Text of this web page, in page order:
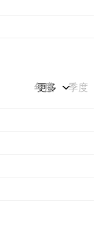
年度 季度
更多